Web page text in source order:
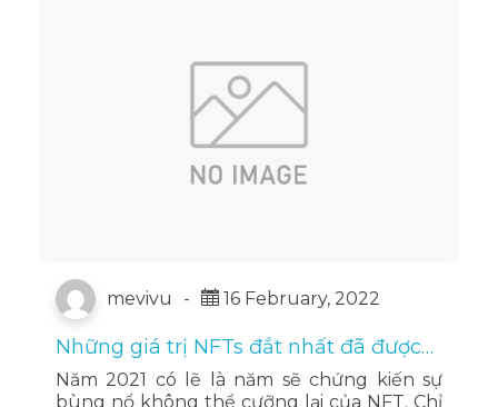
mevivu - 16 February, 2022
Những giá trị NFTs đắt nhất đã được
giao dịch. Sao bạn không tự tạo và
bán NFT của riêng mình?
Năm 2021 có lẽ là năm sẽ chứng kiến sự
bùng nổ không thể cưỡng lại của NFT. Chỉ